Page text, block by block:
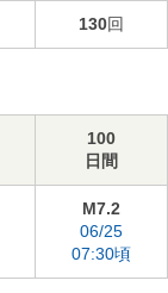
130回
100
日間
M7.2
06/25
07:30頃